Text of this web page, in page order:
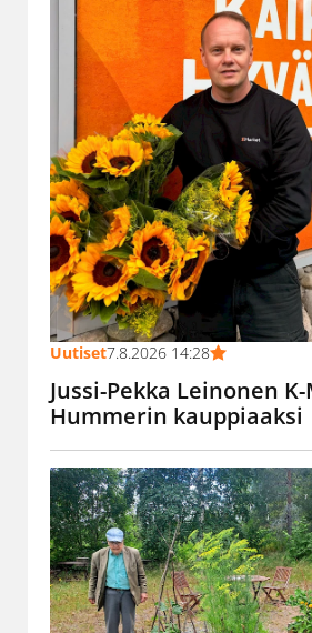
Uutiset7.8.2026 14:28
Jussi-Pekka Leinonen
Hummerin kauppiaaksi